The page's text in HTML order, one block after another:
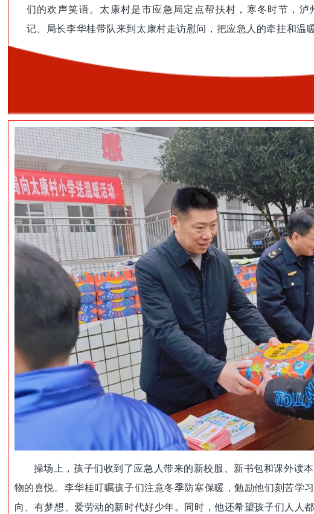
们的欢声笑语。太康村是市应急局定点帮扶村，寒冬时节，
记、局长李华桂带队来到太康村走访慰问，把应急人的牵挂和温
操场上，孩子们收到了应急人带来的新校服、新书包和课外读
物的喜悦。李华桂叮嘱孩子们注意冬季防寒保暖，勉励他们刻苦学
向、有梦想、爱劳动的新时代好少年。同时，他还希望孩子们人人